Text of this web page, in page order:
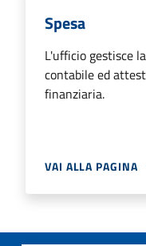
Spesa
L'ufficio gestisce
contabile ed
finanziaria.
VAI ALLA PAGINA